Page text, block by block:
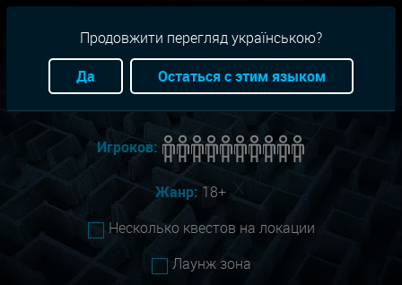
Город: Все
Игроков:
Жанр: 18+
Несколько квестов на локации
Лаунж зона
Продовжити перегляд українською?
Да
Остаться с этим языком